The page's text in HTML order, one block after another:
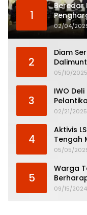
1
Beredar
02/04/
2
Diam
05/10/2025
3
IWO
Serdang
02/21/2025
4
Aktivis
Tengah
Tinggi
05/05/
5
Warga
Banjir
09/15/2024